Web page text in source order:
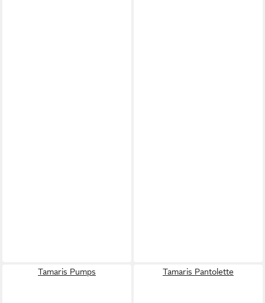
Tamaris Pumps Tamaris Pantolette